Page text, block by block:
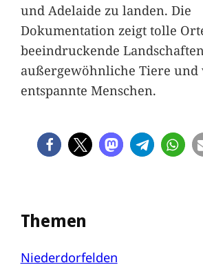
und Adelaide zu landen. Die
Dokumentation zeigt tolle
beeindruckende
außergewöhnliche Tiere und
entspannte Menschen.
Themen
Niederdorfelden